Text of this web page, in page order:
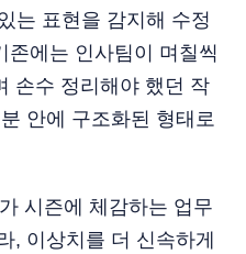
는 표현을 감지해 수정
존에는 인사팀이 며칠씩
손수 정리해야 했던 작
안에 구조화된 형태로
시즌에 체감하는 업무
, 이상치를 더 신속하게